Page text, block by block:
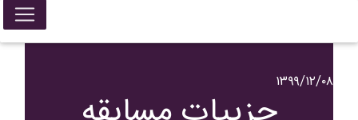
۱۳۹۹/۱۲/۰۸